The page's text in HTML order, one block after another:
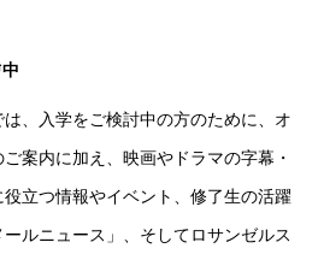
、入学をご検討中の方のために、オ
案内に加え、映画やドラマの字幕・
立つ情報やイベント、修了生の活躍
ールニュース」、そしてロサンゼルス